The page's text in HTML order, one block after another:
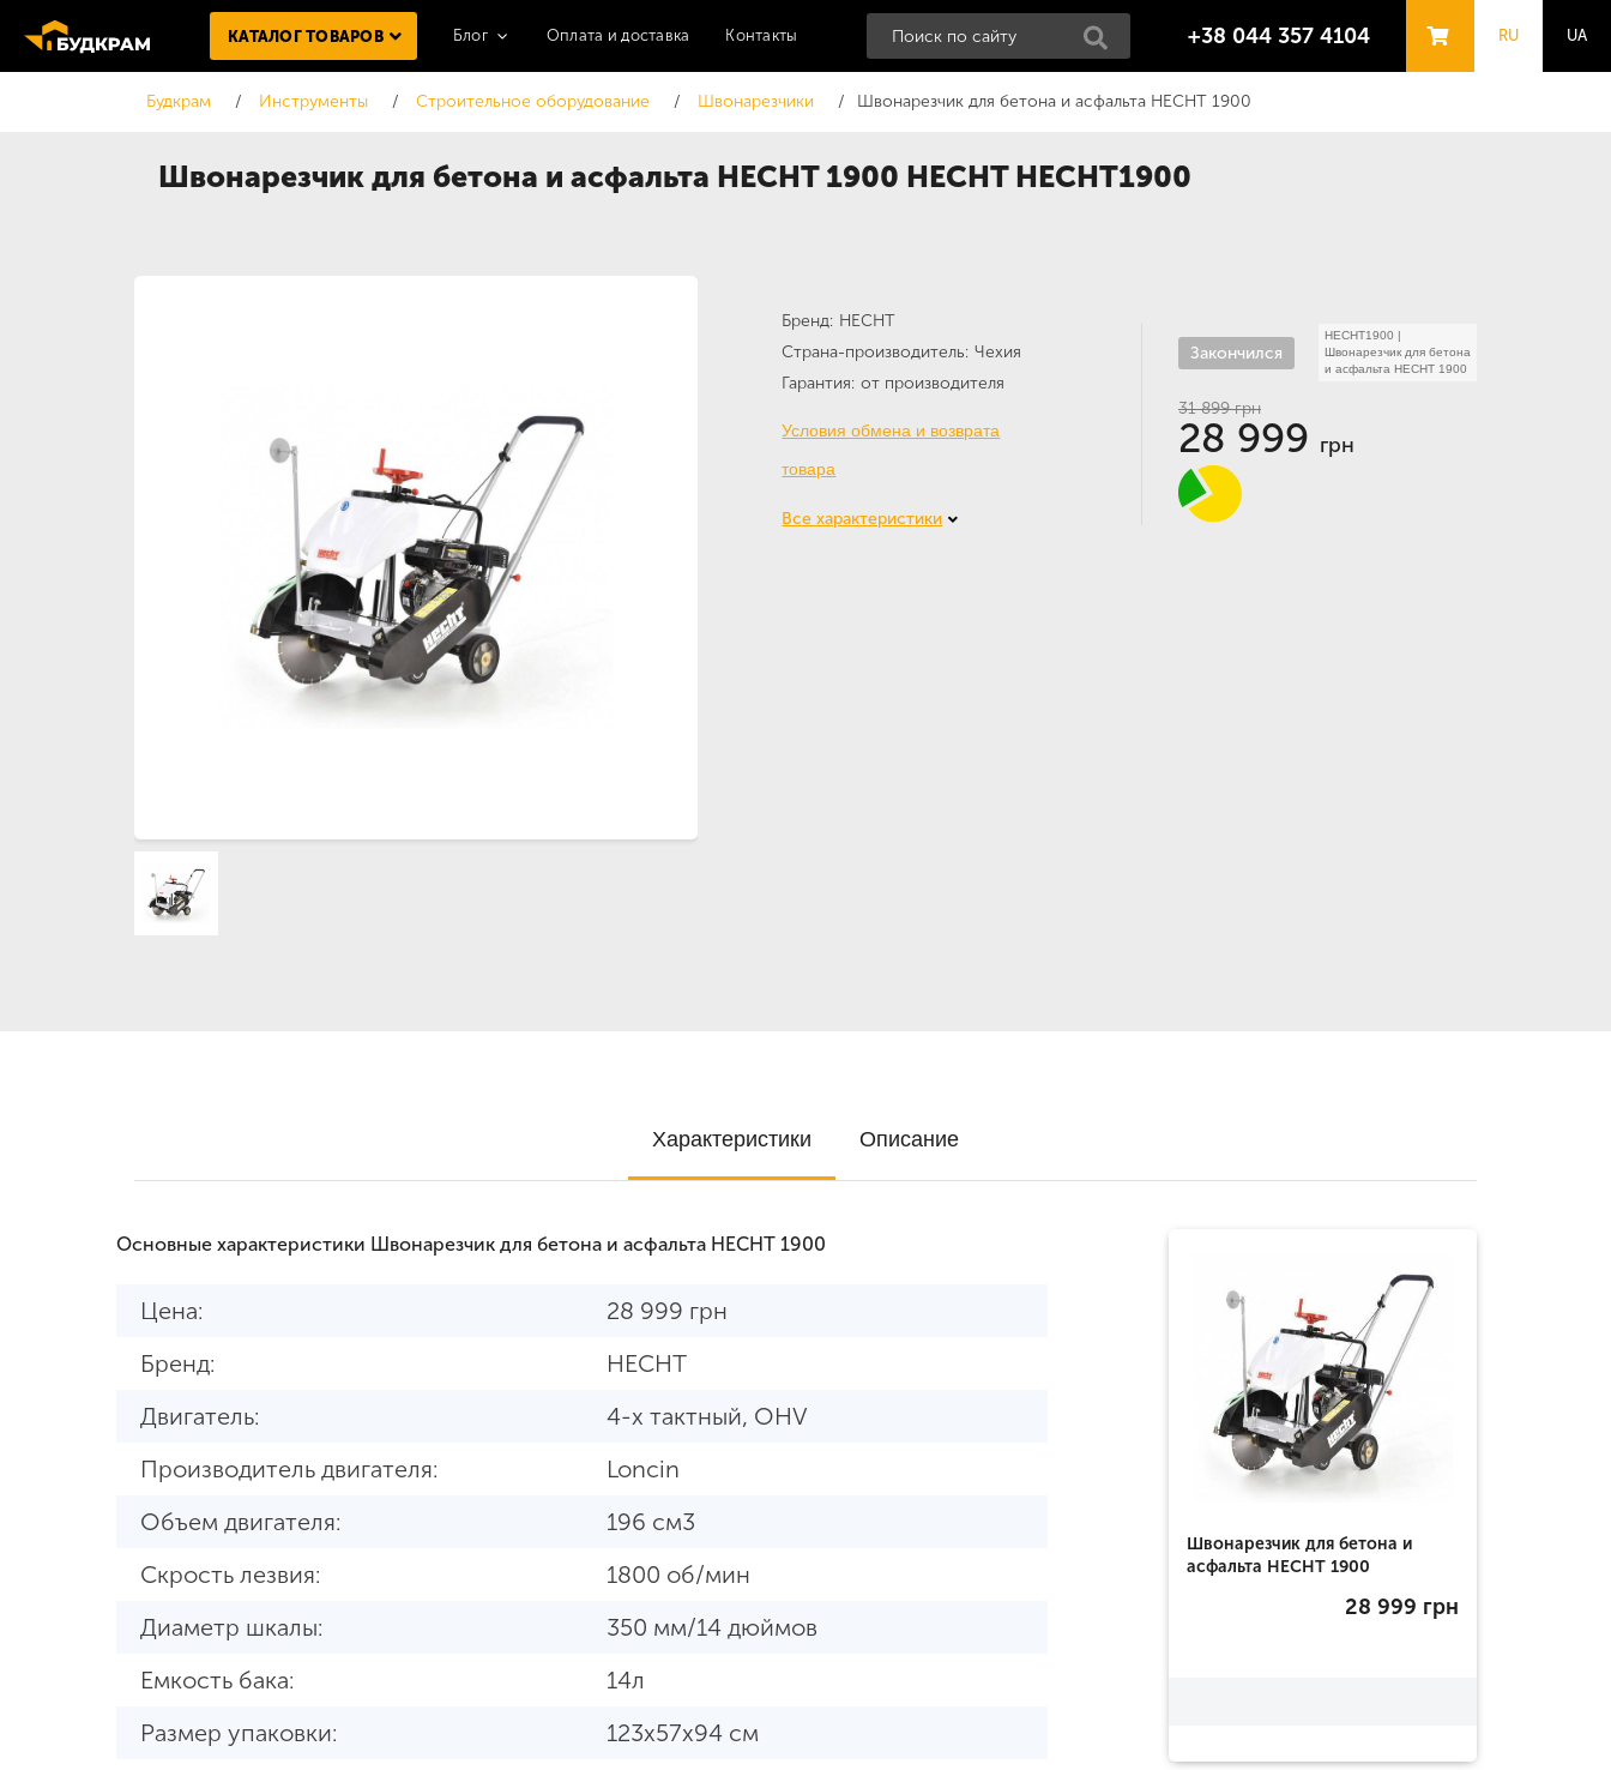
КАТАЛОГ ТОВАРОВ Блог Оплата и доставка Контакты +38 044 357 4104 RU UA
Будкрам Инструменты Строительное оборудование Швонарезчики Швонарезчик для бетона и асфальта HECHT 1900
Швонарезчик для бетона и асфальта HECHT 1900 HECHT HECHT1900
Бренд HECHT
Страна-производитель Чехия
Гарантия от производителя
Условия обмена и возврата
товара
Все характеристики
Закончился
HECHT1900 |
Швонарезчик для бетона
и асфальта HECHT 1900
31 899грн
28 999 грн
Характеристики Описание
Основные характеристики Швонарезчик для бетона и асфальта HECHT 1900
Цена: 28 999 грн
Бренд:
HECHT
Двигатель:
4-х тактный, OHV
Производитель двигателя:
Loncin
Объем двигателя:
196 см3
Скрость лезвия:
1800 об/мин
Диаметр шкалы:
350 мм/14 дюймов
Емкость бака:
14л
Размер упаковки:
123х57х94 см
Швонарезчик для бетона и
асфальта HECHT 1900
28 999 грн